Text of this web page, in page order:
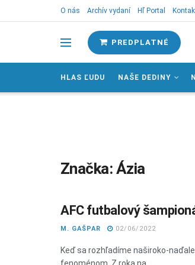
O nás Archív vydaní Hľ Portal
PREDPLATNÉ
HLAS ĽUDU NAŠE DEDINY
Značka: Ázia
AFC futbalový
M. GAŠPAR 02/06/2022
Keď sa rozhľadíme naširoko-